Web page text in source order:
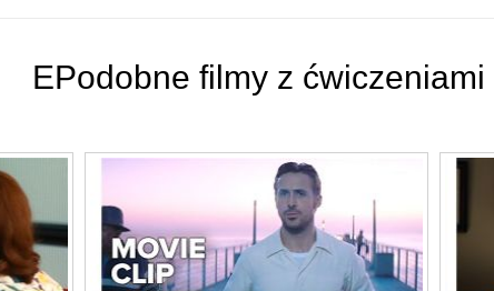
EPodobne filmy z ćwiczeniami